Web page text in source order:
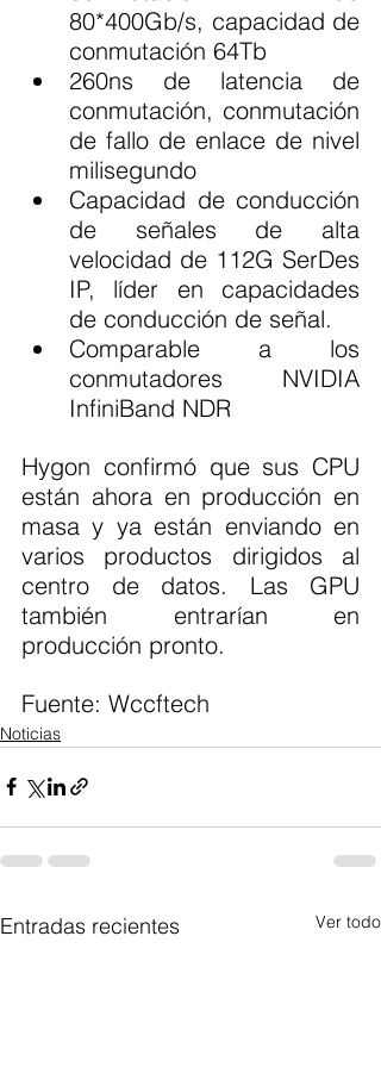
80*400Gb/s, capacidad de
conmutación 64Tb
260ns de latencia de
conmutación, conmutación
de fallo de enlace de nivel
milisegundo
Capacidad de conducción
de señales de alta
velocidad de 112G SerDes
IP, líder en capacidades
de conducción de señal.
Comparable a los
conmutadores NVIDIA
InfiniBand NDR
Hygon confirmó que sus CPU
están ahora en producción en
masa y ya están enviando en
varios productos dirigidos al
centro de datos. Las GPU
también entrarían en
producción pronto.
Fuente: Wccftech
Noticias
Entradas recientes Ver todo